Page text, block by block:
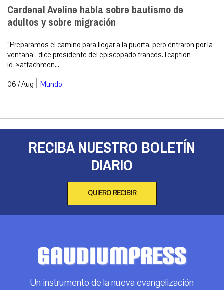
Cardenal Aveline habla sobre bautismo de
adultos y sobre migración
“Preparamos el camino para llegar a la puerta, pero entraron por la
ventana”, dice presidente del episcopado francés. [caption
id=»attachmen...
06 / Aug | Mundo
RECIBA NUESTRO BOLETÍN
DIARIO
QUIERO RECIBIR
Un instrumento de la nueva evangelización